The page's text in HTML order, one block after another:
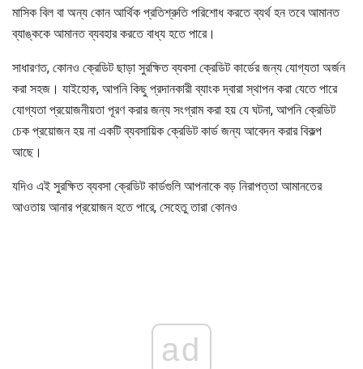
মাসিক বিল বা অন্য কোন আর্থিক প্রতিশ্রুতি পরিশোধ করতে ব্যর্থ হন তবে আমানত
ব্যাঙ্ককে আমানত ব্যবহার করতে বাধ্য হতে পারে।
সাধারণত, কোনও ক্রেডিট ছাড়া সুরক্ষিত ব্যবসা ক্রেডিট কার্ডের জন্য যোগ্যতা অর্জন
করা সহজ। যাইহোক, আপনি কিছু প্রদানকারী ব্যাংক দ্বারা স্থাপন করা যেতে পারে
যোগ্যতা প্রয়োজনীয়তা পূরণ করার জন্য সংগ্রাম করা হয় যে ঘটনা, আপনি ক্রেডিট
চেক প্রয়োজন হয় না একটি ব্যবসায়িক ক্রেডিট কার্ড জন্য আবেদন করার বিকল্প
আছে।
যদিও এই সুরক্ষিত ব্যবসা ক্রেডিট কার্ডগুলি আপনাকে বড় নিরাপত্তা আমানতের
আওতায় আনার প্রয়োজন হতে পারে, সেহেতু তারা কোনও
ad